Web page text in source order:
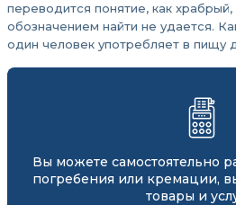
переводится понятие, как
обозначением найти не удается.
один человек употребляет в пищу
Вы можете самостоятельно
погребения или кремации,
товары и